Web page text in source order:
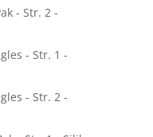
- Str. 2 -
- Str. 1 -
- Str. 2 -